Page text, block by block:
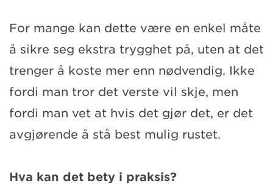
For mange kan dette være en enkel måte
å sikre seg ekstra trygghet på, uten at det
trenger å koste mer enn nødvendig. Ikke
fordi man tror det verste vil skje, men
fordi man vet at hvis det gjør det, er det
avgjørende å stå best mulig rustet.
Hva kan det bety i praksis?